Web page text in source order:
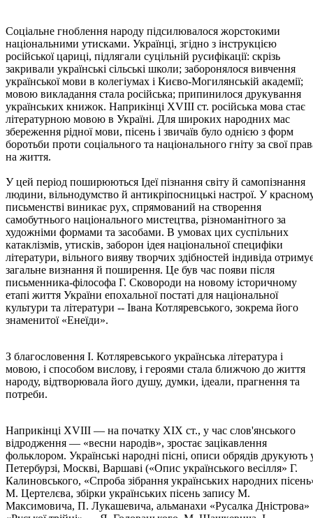
Соціальне гноблення народу підсилювалося жорстокими
національними утисками. Українці, згідно з інструкцією
російської цариці, підлягали суцільній русифікації: скрізь
закривали українські сільські школи; заборонялося вивчення
української мови в колегіумах і Києво-Могилянській академії;
мовою викладання стала російська; припинилося друкування
українських книжок. Наприкінці XVIII ст. російська мова стає
літературною мовою в Україні. Для широких народних мас
збереження рідної мови, пісень і звичаїв було однією з форм
боротьби проти соціального та національного гніту за свої
на життя.
У цей період поширюються Ідеї пізнання світу й самопізнання
людини, вільнодумство й антикріпосницькі настрої. У
письменстві виникає рух, спрямований на створення
самобутнього національного мистецтва, різноманітного за
художніми формами та засобами. В умовах цих суспільних
катаклізмів, утисків, заборон ідея національної специфіки
літератури, вільного вияву творчих здібностей індивіда
загальне визнання й поширення. Це був час появи після
письменника-філософа Г. Сковороди на новому історичному
етапі життя України епохальної постаті для національної
культури та літератури -- Івана Котляревського, зокрема його
знаменитої «Енеїди».
З благословення І. Котляревського українська література і
мовою, і способом вислову, і героями стала ближчою до життя
народу, відтворювала його душу, думки, ідеали, прагнення та
потреби.
Наприкінці XVIII — на початку XIX ст., у час слов'янського
відродження — «весни народів», зростає зацікавлення
фольклором. Українські народні пісні, описи обрядів друкують
Петербурзі, Москві, Варшаві («Опис українського весілля» Г.
Калиновського, «Спроба зібрання українських народних
М. Цертелєва, збірки українських пісень запису М.
Максимовича, П. Лукашевича, альманахи «Русалка Дністрова»